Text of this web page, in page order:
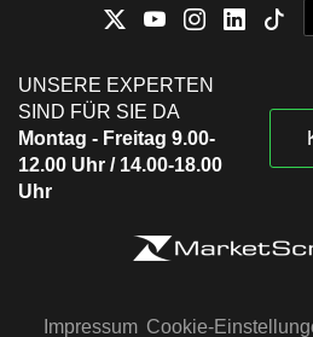
UNSERE EXPERTEN
SIND FÜR SIE DA
Montag - Freitag 9.00-
12.00 Uhr / 14.00-18.00
Uhr
Impressum Cookie-